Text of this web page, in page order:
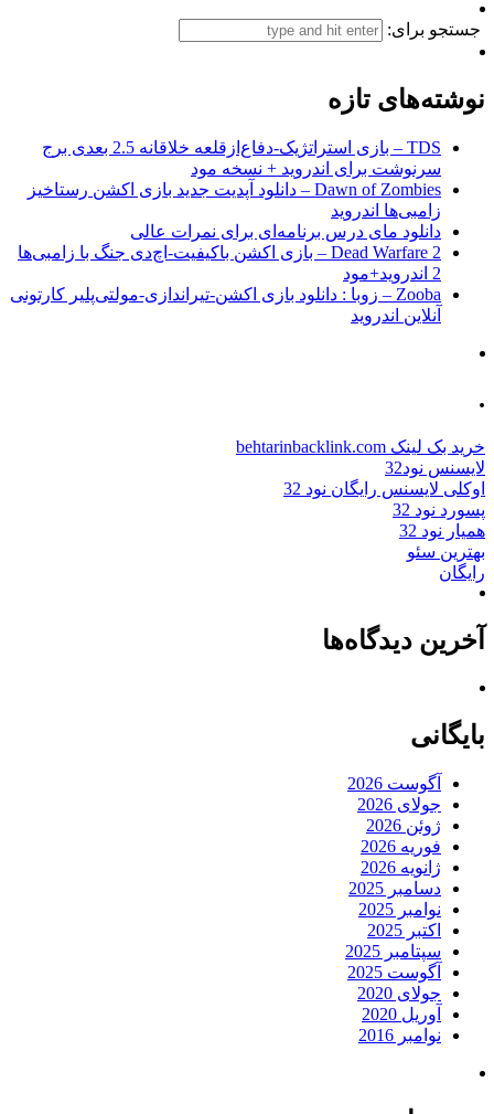
جستجو برای:
نوشته‌های تازه
TDS – بازی استراتژیک-دفاع‌از‌قلعه خلاقانه 2.5 بعدی برج
سرنوشت برای اندروید + نسخه مود
Dawn of Zombies – دانلود آپدیت جدید بازی اکشن رستاخیز
زامبی‌ها اندروید
دانلود مای درس برنامه‌ای برای نمرات عالی
Dead Warfare 2 – بازی اکشن باکیفیت-اچ‌دی جنگ با زامبی‌ها
2 اندروید+مود
Zooba – زوبا : دانلود بازی اکشن-تیراندازی-مولتی‌پلیر کارتونی
آنلاین اندروید
.
خرید بک لینک behtarinbacklink.com
لایسنس نود32
اوکلی لایسنس رایگان نود 32
پسورد نود 32
همیار نود 32
بهترین سئو
رایگان
آخرین دیدگاه‌ها
بایگانی
آگوست 2026
جولای 2026
ژوئن 2026
فوریه 2026
ژانویه 2026
دسامبر 2025
نوامبر 2025
اکتبر 2025
سپتامبر 2025
آگوست 2025
جولای 2020
آوریل 2020
نوامبر 2016